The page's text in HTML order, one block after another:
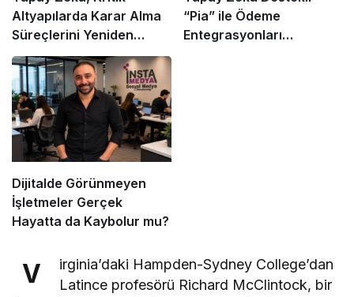
Altyapılarda Karar Alma
Süreçlerini Yeniden
Şekillendiriyor
“Pia” ile Ödeme
Entegrasyonları
Dijitalde Görünmeyen
İşletmeler Gerçek
Hayatta da Kaybolur mu?
V
irginia’daki Hampden-Sydney College’dan
Latince profesörü Richard McClintock, bir